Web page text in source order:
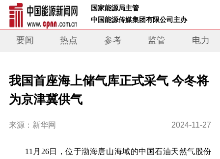
国家能源局主管
中国能源传媒集团有限公司主办
要闻 热点 参考 监管 电力
我国首座海上储气库正式采气 今冬将
为京津冀供气
来源：新华网 2024-11-27
11月26日，位于渤海唐山海域的中国石油天然气股份